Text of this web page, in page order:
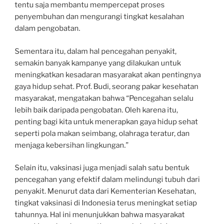
tentu saja membantu mempercepat proses
penyembuhan dan mengurangi tingkat kesalahan
dalam pengobatan.
Sementara itu, dalam hal pencegahan penyakit,
semakin banyak kampanye yang dilakukan untuk
meningkatkan kesadaran masyarakat akan pentingnya
gaya hidup sehat. Prof. Budi, seorang pakar kesehatan
masyarakat, mengatakan bahwa “Pencegahan selalu
lebih baik daripada pengobatan. Oleh karena itu,
penting bagi kita untuk menerapkan gaya hidup sehat
seperti pola makan seimbang, olahraga teratur, dan
menjaga kebersihan lingkungan.”
Selain itu, vaksinasi juga menjadi salah satu bentuk
pencegahan yang efektif dalam melindungi tubuh dari
penyakit. Menurut data dari Kementerian Kesehatan,
tingkat vaksinasi di Indonesia terus meningkat setiap
tahunnya. Hal ini menunjukkan bahwa masyarakat